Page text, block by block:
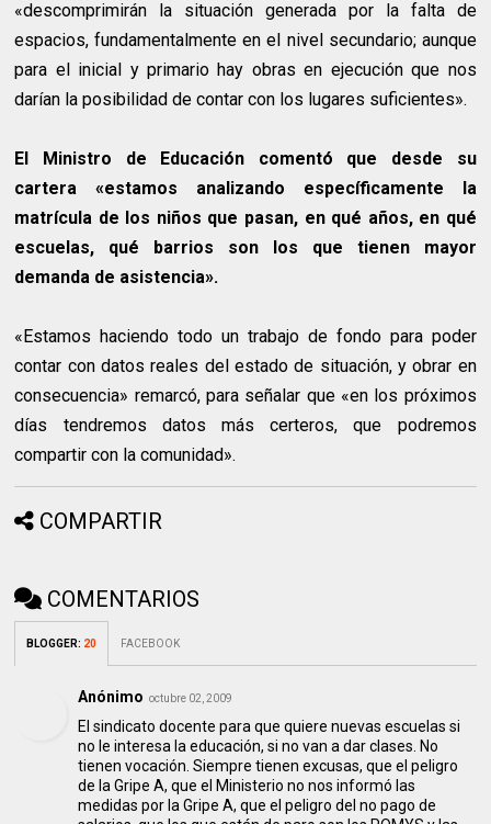
«descomprimirán la situación generada por la falta de
espacios, fundamentalmente en el nivel secundario; aunque
para el inicial y primario hay obras en ejecución que nos
darían la posibilidad de contar con los lugares suficientes».
El Ministro de Educación comentó que desde su
cartera «estamos analizando específicamente la
matrícula de los niños que pasan, en qué años, en qué
escuelas, qué barrios son los que tienen mayor
demanda de asistencia».
«Estamos haciendo todo un trabajo de fondo para poder
contar con datos reales del estado de situación, y obrar en
consecuencia» remarcó, para señalar que «en los próximos
días tendremos datos más certeros, que podremos
compartir con la comunidad».
COMPARTIR
COMENTARIOS
BLOGGER: 20 FACEBOOK
Anónimo octubre 02, 2009
El sindicato docente para que quiere nuevas escuelas si
no le interesa la educación, si no van a dar clases. No
tienen vocación. Siempre tienen excusas, que el peligro
de la Gripe A, que el Ministerio no nos informó las
medidas por la Gripe A, que el peligro del no pago de